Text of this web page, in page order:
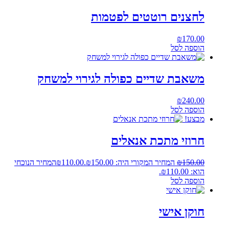
לחצנים רוטטים לפטמות
₪170.00
הוספה לסל
משאבת שדיים כפולה לגירוי למשחק
₪240.00
הוספה לסל
מבצע!
חרוזי מתכת אנאלים
₪150.00 המחיר המקורי היה: ₪150.00. ₪110.00
המחיר הנוכחי
הוא: ₪110.00.
הוספה לסל
חוקן אישי